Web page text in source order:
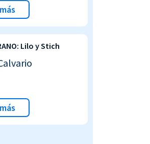
Lilo y Stich